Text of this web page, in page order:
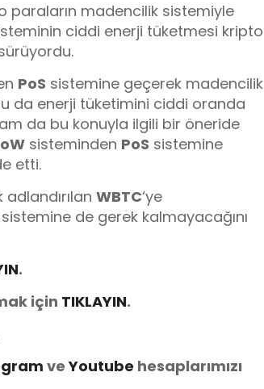
paraların madencilik sistemiyle
ciddi enerji tüketmesi kripto
PoS sistemine geçerek madencilik
da enerji tüketimini ciddi oranda
da bu konuyla ilgili bir öneride
sisteminden PoS sistemine
etti.
WBTC‘ye
de gerek kalmayacağını
.
için TIKLAYIN.
veYoutube hesaplarımızı